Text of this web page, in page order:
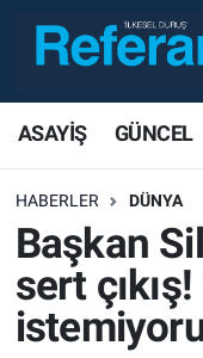
ASAYİŞ GÜNCEL
HABERLER DÜNYA
Başkan
sert